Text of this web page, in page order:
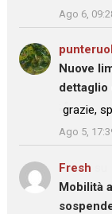
Ago 6,
Nuove
dettaglio
: “
grazie,
”
Ago 5,
Fresh
Mobilità